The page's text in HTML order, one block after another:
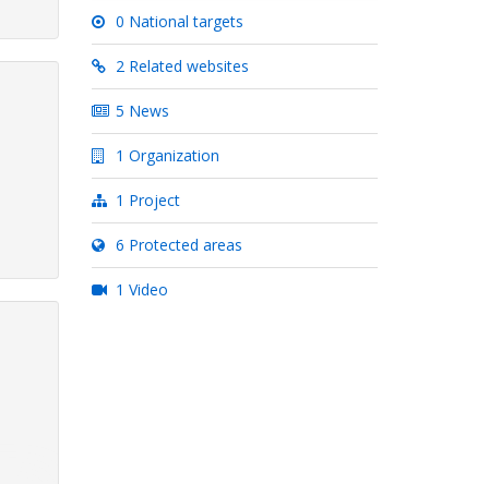
0 National targets
2 Related websites
5 News
1 Organization
1 Project
6 Protected areas
1 Video